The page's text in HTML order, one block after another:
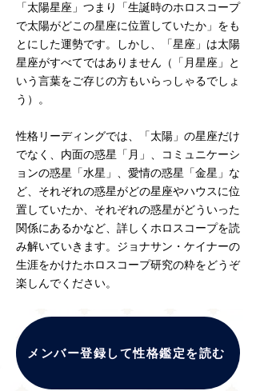
「太陽星座」つまり「生誕時のホロスコープ
で太陽がどこの星座に位置していたか」をも
とにした運勢です。しかし、「星座」は太陽
星座がすべてではありません（「月星座」と
いう言葉をご存じの方もいらっしゃるでしょ
う）。
性格リーディングでは、「太陽」の星座だけ
でなく、内面の惑星「月」、コミュニケーシ
ョンの惑星「水星」、愛情の惑星「金星」な
ど、それぞれの惑星がどの星座やハウスに位
置していたか、それぞれの惑星がどういった
関係にあるかなど、詳しくホロスコープを読
み解いていきます。​ジョナサン・ケイナーの
生涯をかけたホロスコープ研究の粋をどうぞ
楽しんでください。
メンバー登録して性格鑑定を読む